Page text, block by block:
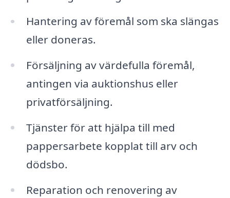
Hantering av föremål som ska slängas
eller doneras.
Försäljning av värdefulla föremål,
antingen via auktionshus eller
privatförsäljning.
Tjänster för att hjälpa till med
pappersarbete kopplat till arv och
dödsbo.
Reparation och renovering av